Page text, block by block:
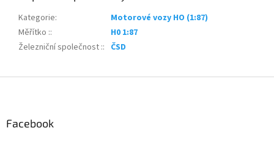
Kategorie:
Motorové vozy HO (1:87)
Měřítko ::
H0 1:87
Železniční společnost :: ČSD
Facebook